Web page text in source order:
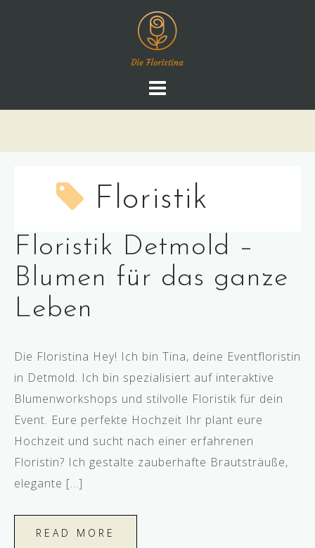
Floristik
Floristik Detmold –
Blumen für das ganze
Leben
Die Floristina Hey! Ich bin Tina, deine Eventfloristin
in Detmold. Ich bin spezialisiert auf interaktive
Blumenworkshops und stilvolle Floristik für dein
Event. Eure perfekte Hochzeit Ihr plant eure
Hochzeit und sucht nach einer erfahrenen
Floristin? Ich gestalte zauberhafte Brautsträuße,
elegante […]
READ MORE